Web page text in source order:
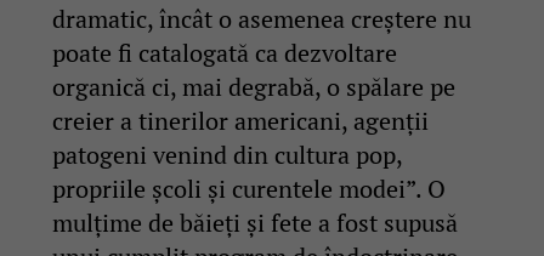
dramatic, încât o asemenea creștere nu
poate fi catalogată ca dezvoltare
organică ci, mai degrabă, o spălare pe
creier a tinerilor americani, agenții
patogeni venind din cultura pop,
propriile școli și curentele modei”. O
mulțime de băieți și fete a fost supusă